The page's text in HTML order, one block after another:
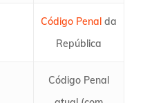
Código Penalda
República
Código Penal